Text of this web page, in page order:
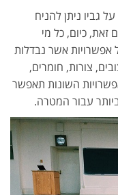
גביו ניתן להניח
זאת, כיום, כל מי
אפשרויות אשר נבדלות
צורות, חומרים,
השונות תאפשר
עבור המטרה.